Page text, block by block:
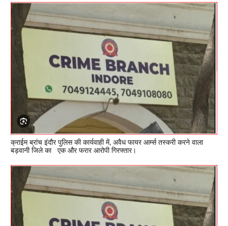
क्राईम ब्रांच इंदौर पुलिस की कार्यवाही में, अवैध फायर आर्म्स तस्करी करने वाला
बड़वानी जिले का एक और फरार आरोपी गिरफ्तार।